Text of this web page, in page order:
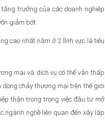
trưởng của các doanh nghiệp
giảm bớt.
cao nhất nằm ở 2 lĩnh vực là tiêu
mại và dịch vụ có thể vẫn thấp
chảy thương mại trên thế giới
thận trọng trong việc đầu tư mở
ngành nghề liên quan đến xây lắp